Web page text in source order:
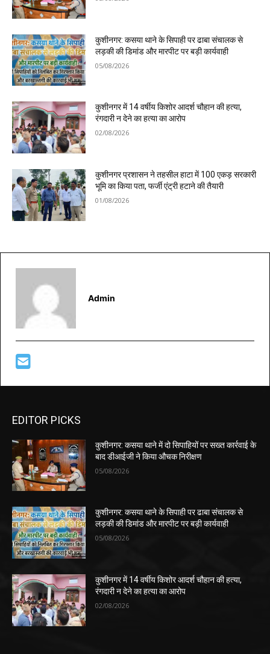
कुशीनगर: कसया थाने के सिपाही पर ढाबा संचालक से
लड़की की डिमांड और मारपीट पर बड़ी कार्यवाही
05/08/2026
कुशीनगर में 14 वर्षीय किशोर आदर्श चौहान की हत्या,
रंगदारी न देने का हत्या का आरोप
02/08/2026
कुशीनगर प्रशासन ने तहसील हाटा में 100 एकड़ सरकारी
भूमि का किया पता, फर्जी एंट्री हटाने की तैयारी
01/08/2026
Admin
EDITOR PICKS
कुशीनगर: कसया थाने में दो सिपाहियों पर सख्त कार्रवाई के
बाद डीआईजी ने किया औचक निरीक्षण
05/08/2026
कुशीनगर: कसया थाने के सिपाही पर ढाबा संचालक से
लड़की की डिमांड और मारपीट पर बड़ी कार्यवाही
05/08/2026
कुशीनगर में 14 वर्षीय किशोर आदर्श चौहान की हत्या,
रंगदारी न देने का हत्या का आरोप
02/08/2026